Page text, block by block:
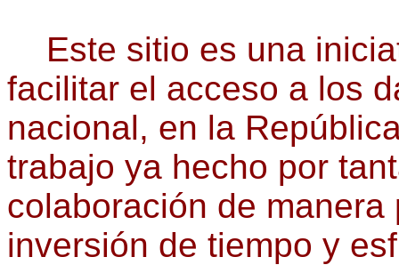
Este sitio es una
facilitar el acceso a los
nacional, en la
trabajo ya hecho por
colaboración de
inversión de tiempo y